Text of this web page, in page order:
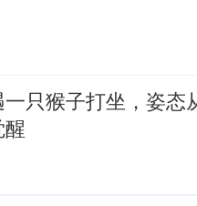
只猴子打坐，姿态
醒